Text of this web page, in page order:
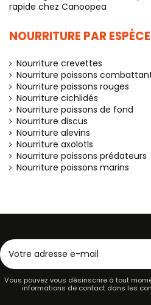
rapide chez Canoopea
NOURRITURE PAR ESPÈCE
Nourriture crevettes
Nourriture poissons
Nourriture poissons rouges
Nourriture cichlidés
Nourriture poissons de fond
Nourriture discus
Nourriture alevins
Nourriture axolotls
Nourriture poissons prédateurs
Nourriture poissons marins
Vous pouvez vous désinscrire à tout
informations de contact dans les